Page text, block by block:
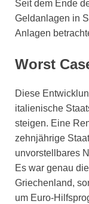
Seit dem Ende
Geldanlagen in
Anlagen
Worst
Diese
italienische
steigen. Eine
zehnjährige
unvorstellbares
Es war genau
Griechenland,
um Euro-